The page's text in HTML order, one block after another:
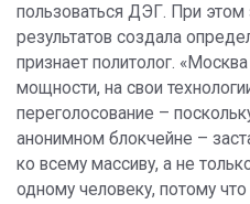
пользоваться ДЭГ. При этом
результатов создала
признает политолог.
мощности, на свои
переголосование –
анонимном блокчейне –
ко всему массиву, а не
одному человеку, потому